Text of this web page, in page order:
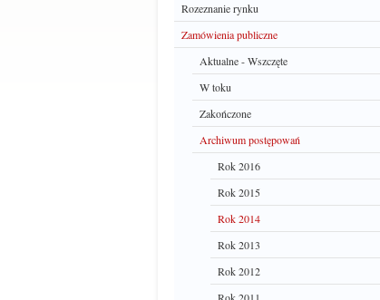
Rozeznanie rynku
Zamówienia publiczne
Aktualne - Wszczęte
W toku
Zakończone
Archiwum postępowań
Rok 2016
Rok 2015
Rok 2014
Rok 2013
Rok 2012